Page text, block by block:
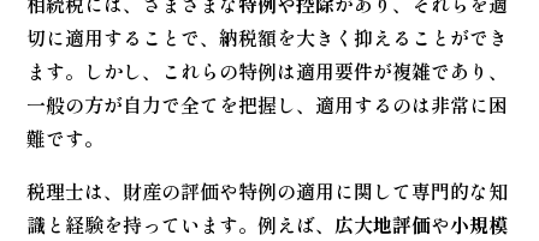
切に適用することで、納税額を大きく抑えることができ
ます。しかし、これらの特例は適用要件が複雑であり、
一般の方が自力で全てを把握し、適用するのは非常に困
難です。
税理士は、財産の評価や特例の適用に関して専門的な知
識と経験を持っています。例えば、 広大地評価や小規模